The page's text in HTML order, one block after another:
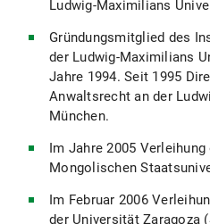
Ludwig-Maximilians
Gründungsmitglied des
der Ludwig-Maximilians
Jahre 1994. Seit 1995
Anwaltsrecht an der
München.
Im Jahre 2005
Mongolischen
Im Februar 2006
der Universität Zaragoza